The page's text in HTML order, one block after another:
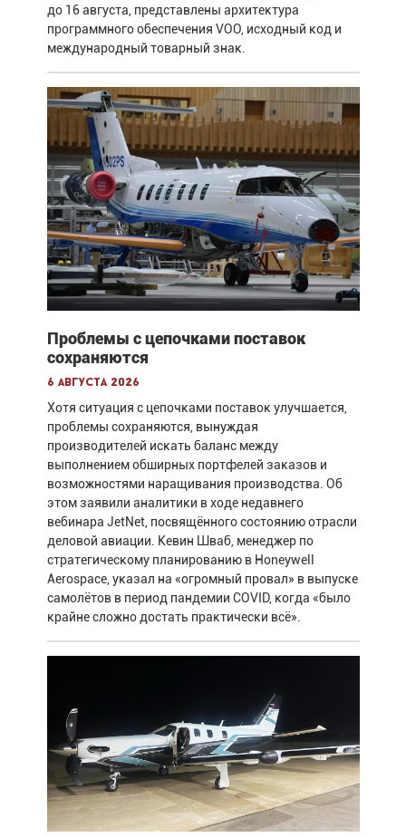
до 16 августа, представлены архитектура
программного обеспечения VOO, исходный код и
международный товарный знак.
Проблемы с цепочками поставок
сохраняются
6 августа 2026
Хотя ситуация с цепочками поставок улучшается,
проблемы сохраняются, вынуждая
производителей искать баланс между
выполнением обширных портфелей заказов и
возможностями наращивания производства. Об
этом заявили аналитики в ходе недавнего
вебинара JetNet, посвящённого состоянию отрасли
деловой авиации. Кевин Шваб, менеджер по
стратегическому планированию в Honeywell
Aerospace, указал на «огромный провал» в выпуске
самолётов в период пандемии COVID, когда «было
крайне сложно достать практически всё».